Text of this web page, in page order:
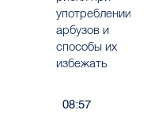
употреблении
арбузов и
способы их
избежать
08:57